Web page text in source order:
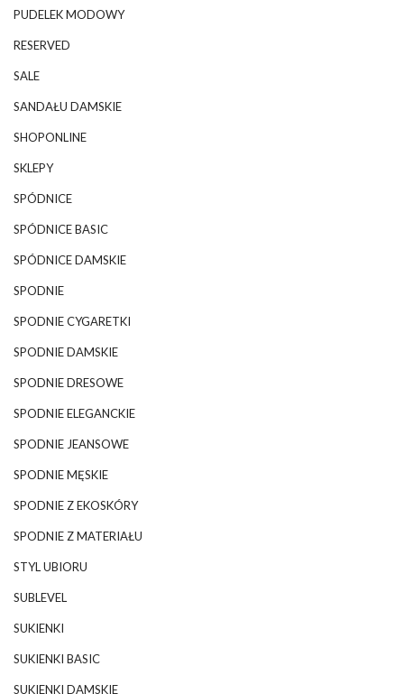
PUDELEK MODOWY
RESERVED
SALE
SANDAŁU DAMSKIE
SHOPONLINE
SKLEPY
SPÓDNICE
SPÓDNICE BASIC
SPÓDNICE DAMSKIE
SPODNIE
SPODNIE CYGARETKI
SPODNIE DAMSKIE
SPODNIE DRESOWE
SPODNIE ELEGANCKIE
SPODNIE JEANSOWE
SPODNIE MĘSKIE
SPODNIE Z EKOSKÓRY
SPODNIE Z MATERIAŁU
STYL UBIORU
SUBLEVEL
SUKIENKI
SUKIENKI BASIC
SUKIENKI DAMSKIE